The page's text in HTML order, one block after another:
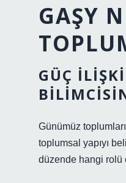
GAŞY
GÜÇ
Günümüz
toplumsal yapıyı
düzende hangi rolü